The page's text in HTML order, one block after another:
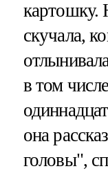
картошку.
скучала,
в том
она
головы",